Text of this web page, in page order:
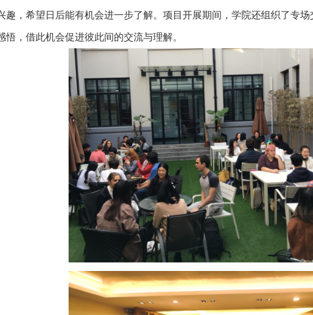
趣，希望日后能有机会进一步了解。项目开展期间，学院还组织了专
悟，借此机会促进彼此间的交流与理解。